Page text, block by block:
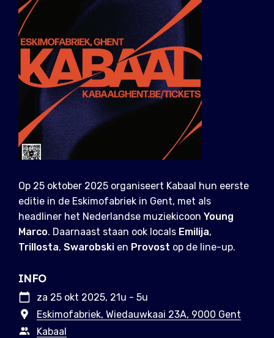
Op 25 oktober 2025 organiseert Kabaal hun eerste
editie in de Eskimofabriek in Gent, met als
headliner het Nederlandse muziekicoon Young
Marco. Daarnaast staan ook locals Emilija,
Trillosta, Swarobski en Provost op de line-up.
INFO
za 25 okt 2025, 21u - 5u
Eskimofabriek, Wiedauwkaai 23A, 9000 Gent
Kabaal